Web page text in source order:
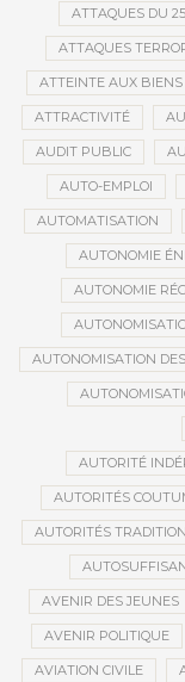
ATTAQUES DU
ATTAQUES
ATTEINTE AUX
ATTRACTIVITÉ
AUDIT PUBLIC
AUTO-EMPLOI
AUTOMATISATION
AUTONOMIE
AUTONOMIE
AUTONOMISATION
AUTORITÉ
AUTORITÉS
AUTORITÉS
AVENIR DES JEUNES
AVENIR POLITIQUE
AVIATION CIVILE